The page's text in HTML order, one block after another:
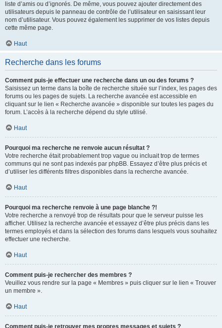
liste d’amis ou d’ignorés. De même, vous pouvez ajouter directement des
utilisateurs depuis le panneau de contrôle de l’utilisateur en saisissant leur
nom d’utilisateur. Vous pouvez également les supprimer de vos listes depuis
cette même page.
Haut
Recherche dans les forums
Comment puis-je effectuer une recherche dans un ou des forums ?
Saisissez un terme dans la boîte de recherche située sur l’index, les pages des
forums ou les pages de sujets. La recherche avancée est accessible en
cliquant sur le lien « Recherche avancée » disponible sur toutes les pages du
forum. L’accès à la recherche dépend du style utilisé.
Haut
Pourquoi ma recherche ne renvoie aucun résultat ?
Votre recherche était probablement trop vague ou incluait trop de termes
communs qui ne sont pas indexés par phpBB. Essayez d’être plus précis et
d’utiliser les différents filtres disponibles dans la recherche avancée.
Haut
Pourquoi ma recherche renvoie à une page blanche ?!
Votre recherche a renvoyé trop de résultats pour que le serveur puisse les
afficher. Utilisez la recherche avancée et essayez d’être plus précis dans les
termes employés et dans la sélection des forums dans lesquels vous souhaitez
effectuer une recherche.
Haut
Comment puis-je rechercher des membres ?
Veuillez vous rendre sur la page « Membres » puis cliquer sur le lien « Trouver
un membre ».
Haut
Comment puis-je retrouver mes propres messages et sujets ?